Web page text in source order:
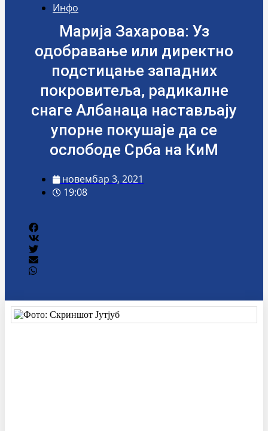
Инфо
Марија Захарова: Уз
одобравање или директно
подстицање западних
покровитеља, радикалне
снаге Албанаца настављају
упорне покушаје да се
ослободе Срба на КиМ
новембар 3, 2021
19:08